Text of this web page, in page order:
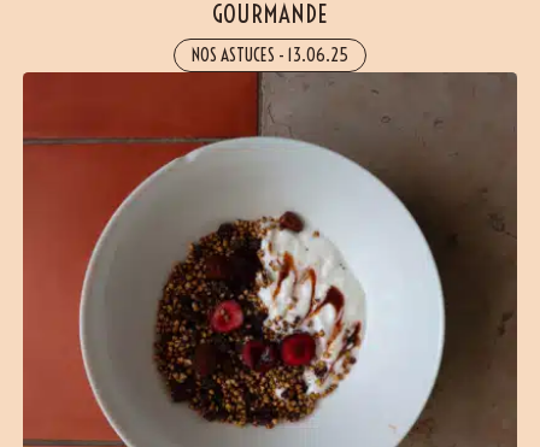
GOURMANDE
NOS ASTUCES - 13.06.25